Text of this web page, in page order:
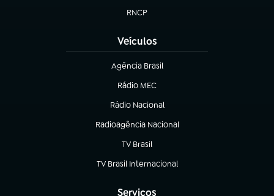
RNCP
(abre em nova aba)
Veículos
Agência Brasil
(abre em nova aba)
Rádio MEC
(abre em nova aba)
Rádio Nacional
Radioagência Nacional
(abre em nova aba)
TV Brasil
(abre em nova aba)
TV Brasil Internacional
(abre em nova aba)
Serviços